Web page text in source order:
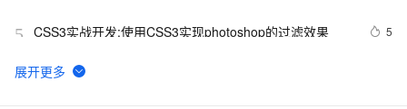
5 CSS3实战开发:使用CSS3实现photoshop的过滤效果 5
6 CSS 中 ::before 和 ::after 伪元素的四个实际用途